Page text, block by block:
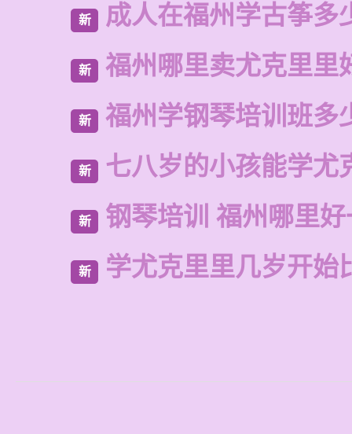
新 成人在福州学古筝多
新 福州哪里卖尤克里里
新 福州学钢琴培训班多
新 七八岁的小孩能学尤
新 钢琴培训 福州哪里
新 学尤克里里几岁开始